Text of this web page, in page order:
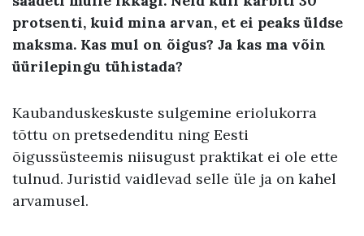
protsenti, kuid mina arvan, et ei peaks üldse
maksma. Kas mul on õigus? Ja kas ma võin
üürilepingu tühistada?
Kaubanduskeskuste sulgemine eriolukorra
tõttu on pretsedenditu ning Eesti
õigussüsteemis niisugust praktikat ei ole ette
tulnud. Juristid vaidlevad selle üle ja on kahel
arvamusel.